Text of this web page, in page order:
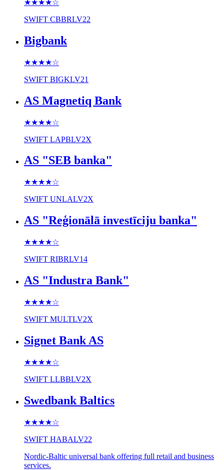
★★★★☆
SWIFT CBBRLV22
Bigbank
★★★★☆
SWIFT BIGKLV21
AS Magnetiq Bank
★★★★☆
SWIFT LAPBLV2X
AS "SEB banka"
★★★★☆
SWIFT UNLALV2X
AS "Reģionālā investīciju banka"
★★★★☆
SWIFT RIBRLV14
AS "Industra Bank"
★★★★☆
SWIFT MULTLV2X
Signet Bank AS
★★★★☆
SWIFT LLBBLV2X
Swedbank Baltics
★★★★☆
SWIFT HABALV22
Nordic-Baltic universal bank offering full retail and business
services.